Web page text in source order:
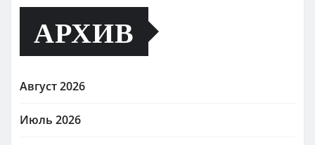
АРХИВ
Август 2026
Июль 2026